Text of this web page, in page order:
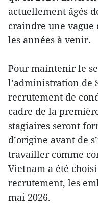
actuellement âgés
craindre une vague
les années à venir.
Pour maintenir le
l’administration de
recrutement de
cadre de la
stagiaires seront
d’origine avant de
travailler comme
Vietnam a été
recrutement, les
mai 2026.